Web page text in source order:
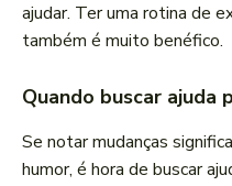
ajudar. Ter uma rotina de
também é muito benéfico.
Quando buscar ajuda
Se notar mudanças
humor, é hora de buscar